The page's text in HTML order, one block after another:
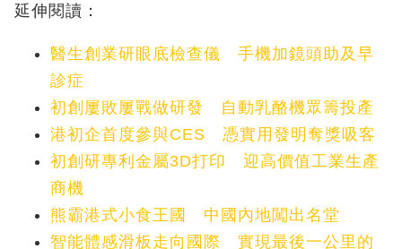
延伸閱讀：
醫生創業研眼底檢查儀 手機加鏡頭助及早
診症
初創屢敗屢戰做研發 自動乳酪機眾籌投產
港初企首度參與CES 憑實用發明奪獎吸客
初創研專利金屬3D打印 迎高價值工業生產
商機
熊霸港式小食王國 中國內地闖出名堂
智能體感滑板走向國際 實現最後一公里的